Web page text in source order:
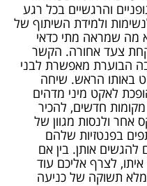
והרגשיים בכל רגע
ולמידת השיתוף של
מה שמראה מתי כדאי
צעד אחורה. הקשר
הבוערת מאפשרת לבני
באותו הראש. שיחה
לאקט מיני מדהים
חדשים, להכיר
אחר ולנסות מגוון של
בפנטזיות שלהם
להגשים אותן. בין אם
לצרף אליכם עוד
מלא תשוקה של כניעה